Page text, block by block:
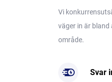
Vi
väger in är
område.
Svar